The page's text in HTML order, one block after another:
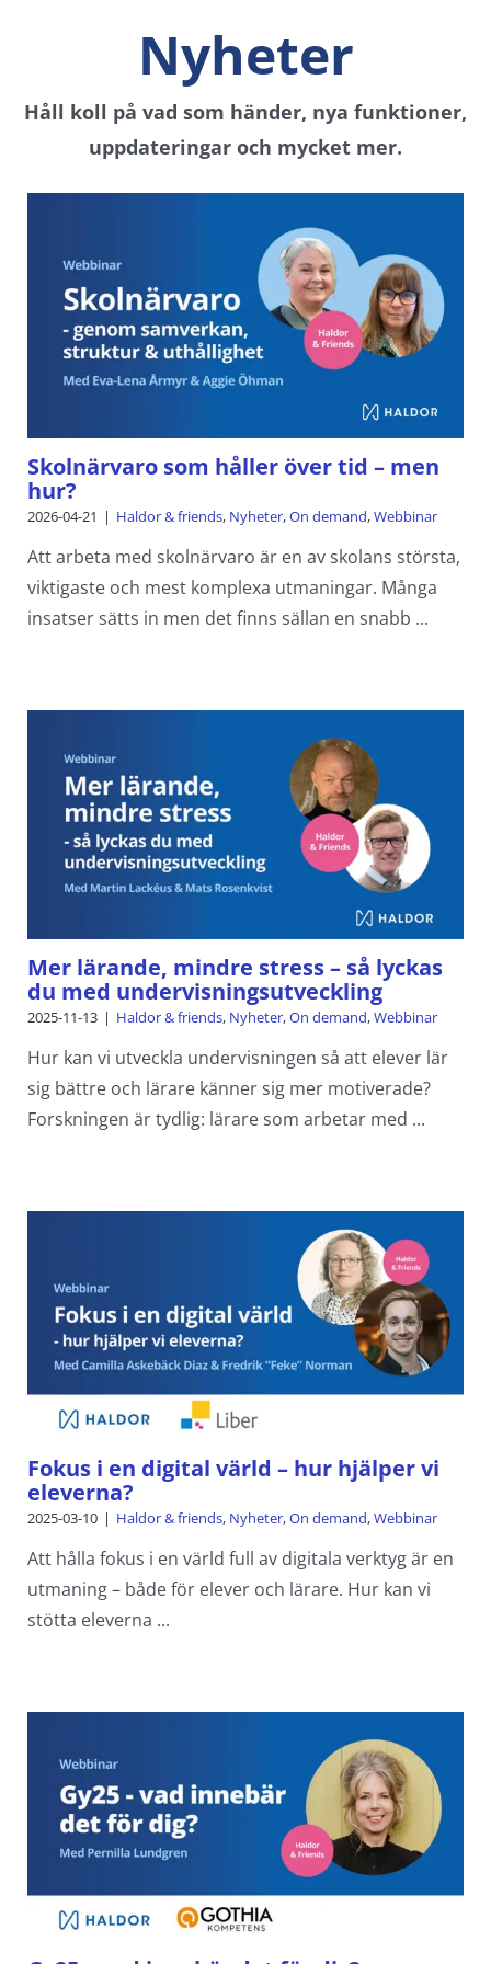
Nyheter
Håll koll på vad som händer, nya funktioner,
uppdateringar och mycket mer.
Skolnärvaro som håller över tid – men
hur?
2026-04-21 | Haldor & friends, Nyheter,On demand,Webbinar
Att arbeta med skolnärvaro är en av skolans största,
viktigaste och mest komplexa utmaningar. Många
insatser sätts in men det finns sällan en snabb ...
Mer lärande, mindre stress – så lyckas
du med undervisningsutveckling
2025-11-13 | Haldor & friends, Nyheter,On demand,Webbinar
Hur kan vi utveckla undervisningen så att elever lär
sig bättre och lärare känner sig mer motiverade?
Forskningen är tydlig: lärare som arbetar med ...
Fokus i en digital värld – hur hjälper vi
eleverna?
2025-03-10 | Haldor & friends, Nyheter,On demand,Webbinar
Att hålla fokus i en värld full av digitala verktyg är en
utmaning – både för elever och lärare. Hur kan vi
stötta eleverna ...